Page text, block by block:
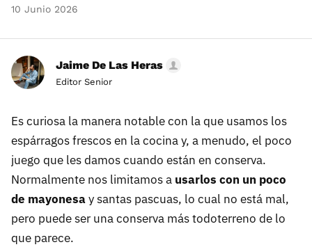
10 Junio 2026
Jaime De Las Heras
Editor Senior
Es curiosa la manera notable con la que usamos los
espárragos frescos en la cocina y, a menudo, el poco
juego que les damos cuando están en conserva.
Normalmente nos limitamos a usarlos con un poco
de mayonesay santas pascuas, lo cual no está mal,
pero puede ser una conserva más todoterreno de lo
que parece.